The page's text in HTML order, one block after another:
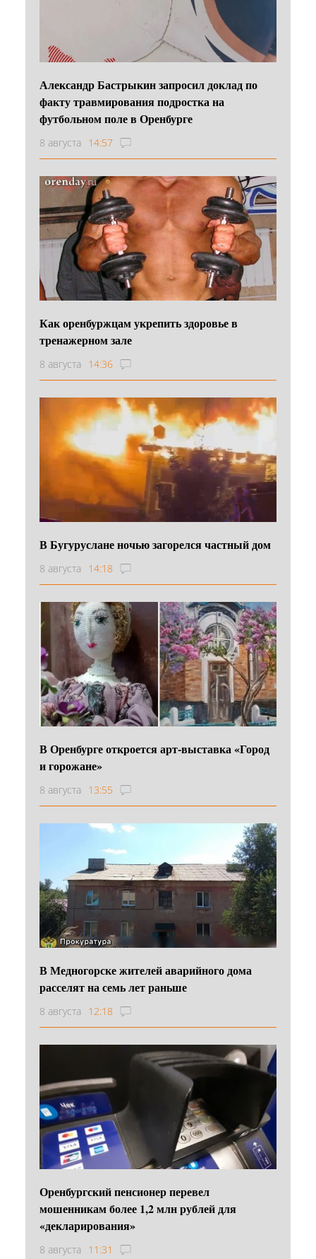
Александр Бастрыкин запросил доклад по
факту травмирования подростка на
футбольном поле в Оренбурге
8 августа 14:57
Как оренбуржцам укрепить здоровье в
тренажерном зале
8 августа 14:36
В Бугуруслане ночью загорелся частный дом
8 августа 14:18
В Оренбурге откроется арт-выставка «Город
и горожане»
8 августа 13:55
В Медногорске жителей аварийного дома
расселят на семь лет раньше
8 августа 12:18
Оренбургский пенсионер перевел
мошенникам более 1,2 млн рублей для
«декларирования»
8 августа 11:31